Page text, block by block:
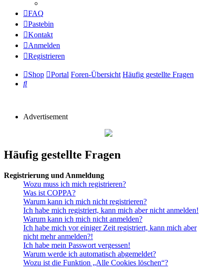
FAQ
Pastebin
Kontakt
Anmelden
Registrieren
Shop Portal Foren-Übersicht Häufig gestellte Fragen
Suche
Advertisement
Häufig gestellte Fragen
Registrierung und Anmeldung
Wozu muss ich mich registrieren?
Was ist COPPA?
Warum kann ich mich nicht registrieren?
Ich habe mich registriert, kann mich aber nicht anmelden!
Warum kann ich mich nicht anmelden?
Ich habe mich vor einiger Zeit registriert, kann mich aber
nicht mehr anmelden?!
Ich habe mein Passwort vergessen!
Warum werde ich automatisch abgemeldet?
Wozu ist die Funktion „Alle Cookies löschen“?